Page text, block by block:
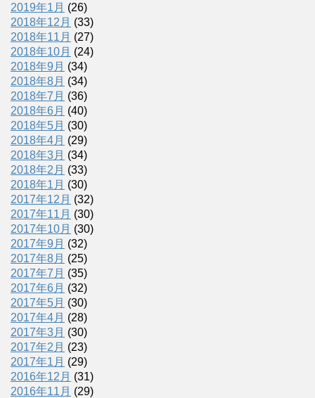
2019年1月 (26)
2018年12月 (33)
2018年11月 (27)
2018年10月 (24)
2018年9月 (34)
2018年8月 (34)
2018年7月 (36)
2018年6月 (40)
2018年5月 (30)
2018年4月 (29)
2018年3月 (34)
2018年2月 (33)
2018年1月 (30)
2017年12月 (32)
2017年11月 (30)
2017年10月 (30)
2017年9月 (32)
2017年8月 (25)
2017年7月 (35)
2017年6月 (32)
2017年5月 (30)
2017年4月 (28)
2017年3月 (30)
2017年2月 (23)
2017年1月 (29)
2016年12月 (31)
2016年11月 (29)